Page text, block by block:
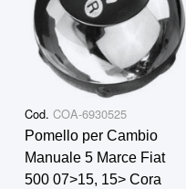
Cod. COA-6930525
Pomello per Cambio
Manuale 5 Marce Fiat
500 07>15, 15> Cora